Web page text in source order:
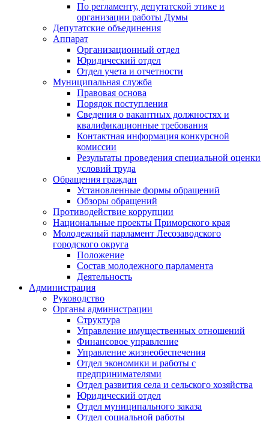
По регламенту, депутатской этике и
организации работы Думы
Депутатские объединения
Аппарат
Организационный отдел
Юридический отдел
Отдел учета и отчетности
Муниципальная служба
Правовая основа
Порядок поступления
Сведения о вакантных должностях и
квалификационные требования
Контактная информация конкурсной
комиссии
Результаты проведения специальной оценки
условий труда
Обращения граждан
Установленные формы обращений
Обзоры обращений
Противодействие коррупции
Национальные проекты Приморского края
Молодежный парламент Лесозаводского
городского округа
Положение
Состав молодежного парламента
Деятельность
Администрация
Руководство
Органы администрации
Структура
Управление имущественных отношений
Финансовое управление
Управление жизнеобеспечения
Отдел экономики и работы с
предпринимателями
Отдел развития села и сельского хозяйства
Юридический отдел
Отдел муниципального заказа
Отдел социальной работы